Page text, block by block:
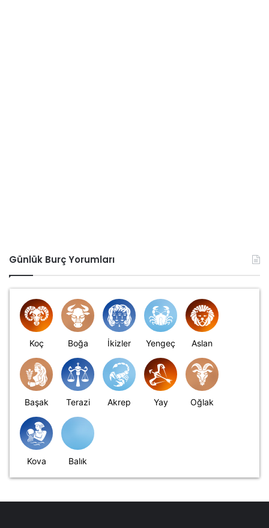
Günlük Burç Yorumları
Koç Boğa İkizler Yengeç Aslan
Başak Terazi Akrep Yay Oğlak
Kova Balık